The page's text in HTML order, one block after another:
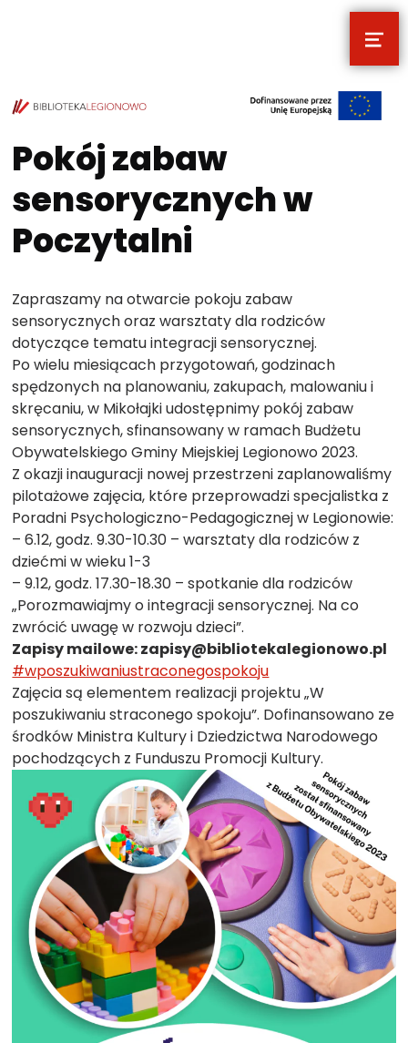
POCZYTALNIA – NOWE MIEJSCE NA
TWOJE NOWE MIEJSCE NA TWOJE KULTURALNE EKSPLORACJE
Pokój zabaw
sensorycznych w
Poczytalni
Zapraszamy na otwarcie pokoju zabaw
sensorycznych oraz warsztaty dla rodziców
dotyczące tematu integracji sensorycznej.
Po wielu miesiącach przygotowań, godzinach
spędzonych na planowaniu, zakupach, malowaniu i
skręcaniu, w Mikołajki udostępnimy pokój zabaw
sensorycznych, sfinansowany w ramach Budżetu
Obywatelskiego Gminy Miejskiej Legionowo 2023.
Z okazji inauguracji nowej przestrzeni zaplanowaliśmy
pilotażowe zajęcia, które przeprowadzi specjalistka z
Poradni Psychologiczno-Pedagogicznej w Legionowie:
– 6.12, godz. 9.30-10.30 – warsztaty dla rodziców z
dziećmi w wieku 1-3
–9.12, godz. 17.30-18.30 – spotkanie dla rodziców
„Porozmawiajmy o integracji sensorycznej. Na co
zwrócić uwagę w rozwoju dzieci”.
Zapisy mailowe: zapisy@bibliotekalegionowo.pl
#wposzukiwaniustraconegospokoju
Zajęcia są elementem realizacji projektu „W
poszukiwaniu straconego spokoju”. Dofinansowano ze
środków Ministra Kultury i Dziedzictwa Narodowego
pochodzących z Funduszu Promocji Kultury.